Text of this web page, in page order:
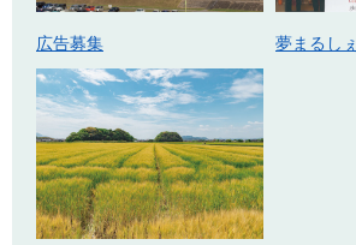
広告募集 夢まるしぇ